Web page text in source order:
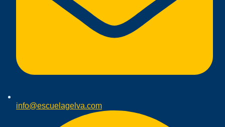
info@escuelagelva.com